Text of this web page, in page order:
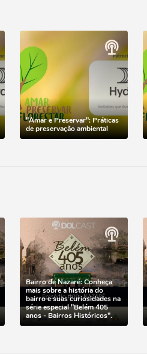
"Amar e Preservar": Práticas
de preservação ambiental
Bairro de Nazaré: Conheça
mais sobre a história do
bairro e suas curiosidades na
série especial "Belém 405
anos - Bairros Históricos".